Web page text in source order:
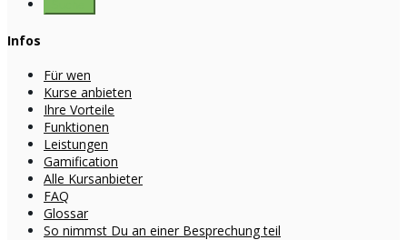
Infos
Für wen
Kurse anbieten
Ihre Vorteile
Funktionen
Leistungen
Gamification
Alle Kursanbieter
FAQ
Glossar
So nimmst Du an einer Besprechung teil